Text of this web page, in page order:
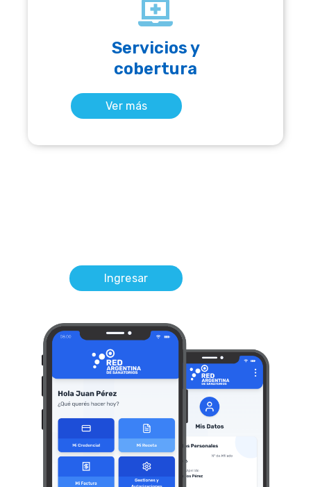
Servicios y
cobertura
Ver más
Ingresar